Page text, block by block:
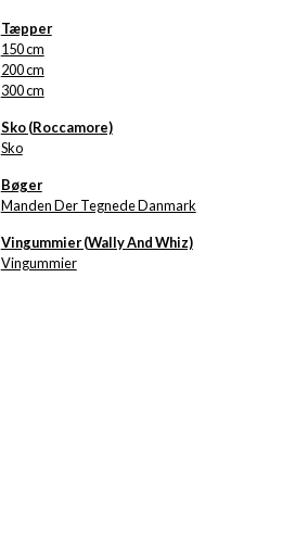
Tæpper
150 cm
200 cm
300 cm
Sko (Roccamore)
Sko
Bøger
Manden Der Tegnede Danmark
Vingummier (Wally And Whiz)
Vingummier